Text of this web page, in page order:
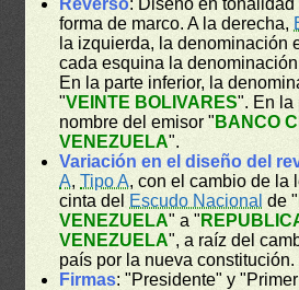
forma de marco. A la derecha,
la izquierda, la denominación
cada esquina la
En la parte inferior, la
"VEINTE BOLIVARES". En la
nombre del emisor " BANCO
VENEZUELA".
Variación en el diseño del
A,Tipo A, con el cambio de la
cinta del Escudo Nacional de "
VENEZUELA" a "
VENEZUELA", a raíz del
país por la nueva constitución.
Firmas: "Presidente" y